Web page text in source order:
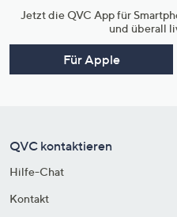
Jetzt die QVC App für
und überall
Für Apple
QVC kontaktieren
Hilfe-Chat
Kontakt